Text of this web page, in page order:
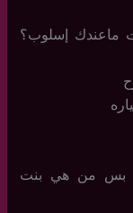
ماعندك إسلوب؟
بس من هي بنت